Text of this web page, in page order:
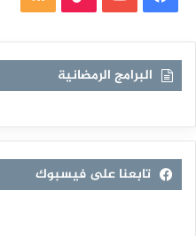
RSS
البرامج الرمضانية
تابعنا على فيسبوك